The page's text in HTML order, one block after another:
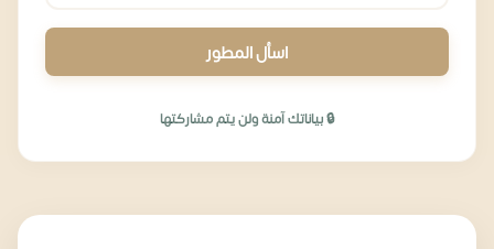
اسأل المطور
🔒 بياناتك آمنة ولن يتم مشاركتها